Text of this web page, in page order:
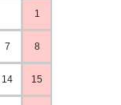
1
7 8
14 15